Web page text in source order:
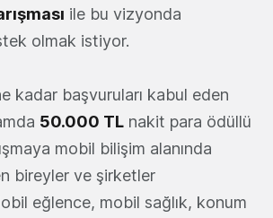
ile bu vizyonda
olmak istiyor.
kadar başvuruları kabul eden
50.000 TL nakit para ödüllü
mobil bilişim alanında
bireyler ve şirketler
eğlence, mobil sağlık, konum